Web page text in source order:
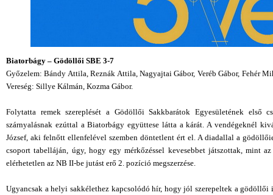
Biatorbágy – Gödöllői SBE 3-7
Győzelem: Bándy Attila, Reznák Attila, Nagyajtai Gábor, Veréb Gábor, Fehér
Vereség: Sillye Kálmán, Kozma Gábor.
Folytatta remek szereplését a Gödöllői Sakkbarátok Egyesületének első
szárnyalásnak ezúttal a Biatorbágy együttese látta a kárát. A vendégeknél
József, aki felnőtt ellenfelével szemben döntetlent ért el. A diadallal a
csoport tabelláján, úgy, hogy egy mérkőzéssel kevesebbet játszottak, mint
elérhetetlen az NB II-be jutást erő 2. pozíció megszerzése.
Ugyancsak a helyi sakkélethez kapcsolódó hír, hogy jól szerepeltek a